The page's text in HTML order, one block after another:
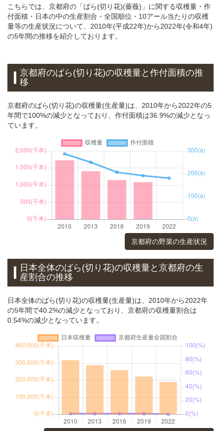
こちらでは、京都府の「ばら(切り花)(薔薇)」に関する収穫量・作
付面積・日本の中の生産割合・全国順位・10アール当たりの収穫
量等の生産状況について、2010年(平成22年)から2022年(令和4年)
の5年間の推移を紹介しております。
京都府のばら(切り花)の収穫量と作付面積の推
移
京都府のばら(切り花)の収穫量(生産量)は、2010年から2022年の5
年間で100%の減少となっており、作付面積は36.9%の減少となっ
ています。
京都府の野菜の生産状況
日本全体のばら(切り花)の収穫量と京都府の生
産割合の推移
日本全体のばら(切り花)の収穫量(生産量)は、2010年から2022年
の5年間で40.2%の減少となっており、京都府の収穫量割合は
0.54%の減少となっています。